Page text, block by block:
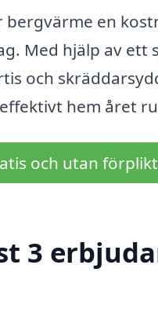
bergvärme en
Med hjälp av
och
hem året
och utan
3